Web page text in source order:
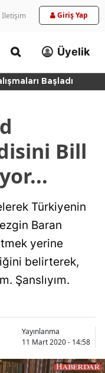
İletişim Giriş Yap
Üyelik
Başladı
Bill
Türkiyenin
Baran
yerine
belirterek,
Şanslıyım.
Yayınlanma
11 Mart 2020 - 14:58